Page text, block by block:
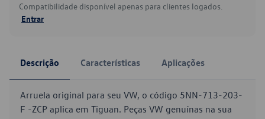
Compatibilidade disponível apenas para clientes logados.
Entrar
Descrição Características Aplicações
Arruela original para seu VW, o código 5NN-713-203-
F -ZCP aplica em Tiguan. Peças VW genuínas na sua